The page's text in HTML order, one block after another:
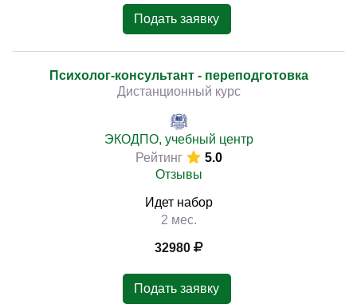
Подать заявку
Психолог-консультант - переподготовка
Дистанционный курс
ЭКОДПО, учебный центр
Рейтинг
5.0
Отзывы
Идет набор
2 мес.
32980
Подать заявку